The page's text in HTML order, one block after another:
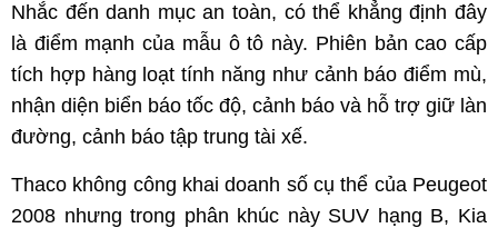
Nhắc đến danh mục an toàn, có thể khẳng định đây
là điểm mạnh của mẫu ô tô này. Phiên bản cao cấp
tích hợp hàng loạt tính năng như cảnh báo điểm mù,
nhận diện biển báo tốc độ, cảnh báo và hỗ trợ giữ làn
đường, cảnh báo tập trung tài xế.
Thaco không công khai doanh số cụ thể của Peugeot
2008 nhưng trong phân khúc này SUV hạng B, Kia